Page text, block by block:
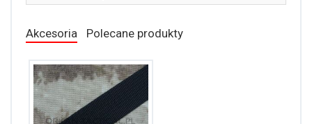
Akcesoria Polecane produkty